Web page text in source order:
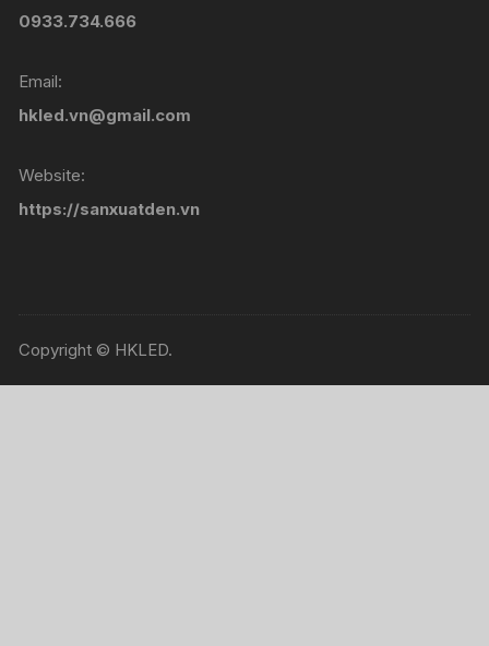
0933.734.666
Email:
hkled.vn@gmail.com
Website:
https://sanxuatden.vn
Copyright © HKLED.